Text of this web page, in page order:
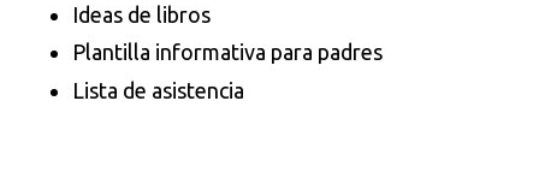
Ideas de libros
Plantilla informativa para padres
Lista de asistencia